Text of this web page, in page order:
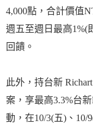
4,000點，合計價值
週五至週日最高1%(
回饋。
此外，持台新
案，享最高3.3%台
動，在10/3(五)、10/